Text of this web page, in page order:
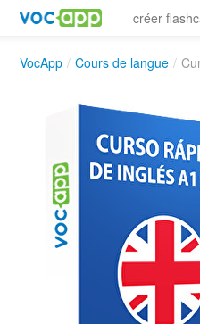
créer
VocApp / Cours de langue /